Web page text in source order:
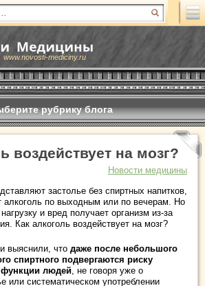
www.novosti-mediciny.ru
рубрику блога
воздействует на мозг?
Новости медицины
застолье без спиртных напитков,
алкоголь по выходным или по вечерам. Но
и вред получает организм из-за
Как алкоголь воздействует на мозг?
выяснили, что даже после небольшого
спиртного подвергаются риску
функции людей, не говоря уже о
или систематическом употреблении